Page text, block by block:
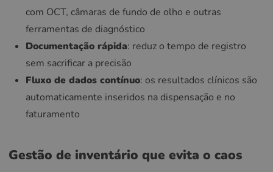
com OCT, câmaras de fundo de olho e outras
ferramentas de diagnóstico
Documentação rápida: reduz o tempo de registro
sem sacrificar a precisão
Fluxo de dados contínuo: os resultados clínicos são
automaticamente inseridos na dispensação e no
faturamento
Gestão de inventário que evita o caos